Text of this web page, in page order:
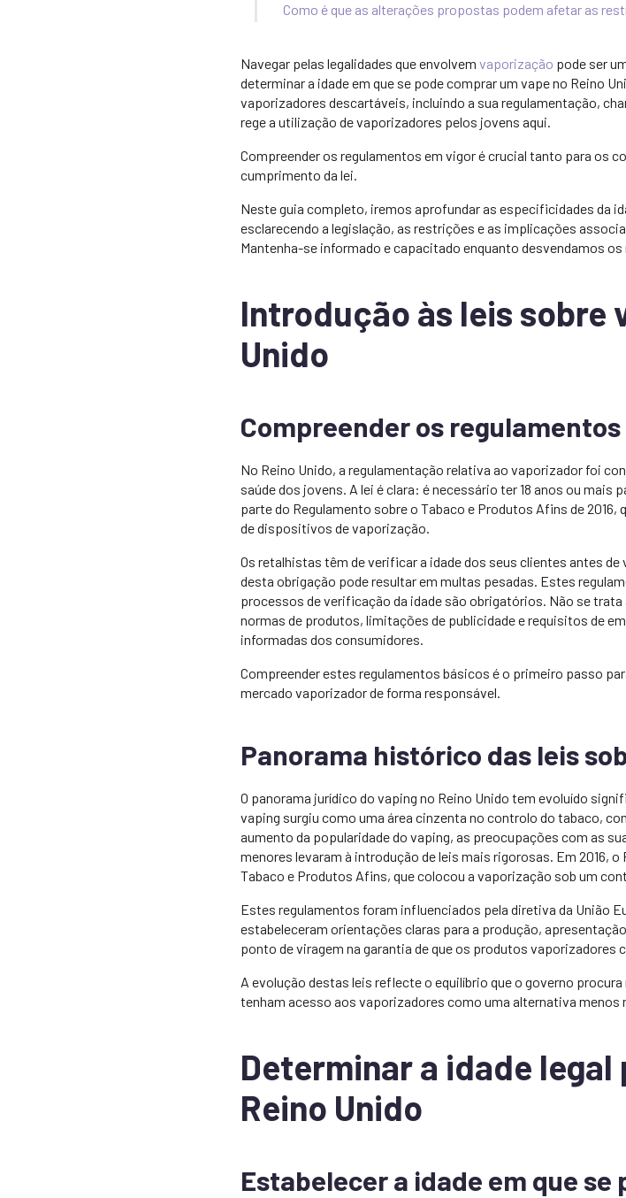
Como é que as alterações propostas podem afetar as
Navegar pelas legalidades que envolvem vaporização pode ser
determinar a idade em que se pode comprar um vape no Reino
vaporizadores descartáveis, incluindo a sua regulamentação,
rege a utilização de vaporizadores pelos jovens aqui.
Compreender os regulamentos em vigor é crucial tanto para os
cumprimento da lei.
Neste guia completo, iremos aprofundar as especificidades da
esclarecendo a legislação, as restrições e as implicações
Mantenha-se informado e capacitado enquanto desvendamos
Introdução às leis sobre
Unido
Compreender os
No Reino Unido, a regulamentação relativa ao vaporizador foi
saúde dos jovens. A lei é clara: é necessário ter 18 anos ou
parte do Regulamento sobre o Tabaco e Produtos Afins de
de dispositivos de vaporização.
Os retalhistas têm de verificar a idade dos seus clientes antes
desta obrigação pode resultar em multas pesadas. Estes
processos de verificação da idade são obrigatórios. Não se
normas de produtos, limitações de publicidade e requisitos de
informadas dos consumidores.
Compreender estes regulamentos básicos é o primeiro passo
mercado vaporizador de forma responsável.
Panorama histórico das leis
O panorama jurídico do vaping no Reino Unido tem evoluído
vaping surgiu como uma área cinzenta no controlo do tabaco,
aumento da popularidade do vaping, as preocupações com as
menores levaram à introdução de leis mais rigorosas. Em 2016,
Tabaco e Produtos Afins, que colocou a vaporização sob um
Estes regulamentos foram influenciados pela diretiva da União
estabeleceram orientações claras para a produção,
ponto de viragem na garantia de que os produtos vaporizadores
A evolução destas leis reflecte o equilíbrio que o governo
tenham acesso aos vaporizadores como uma alternativa
Determinar a idade legal
Reino Unido
Estabelecer a idade em que se